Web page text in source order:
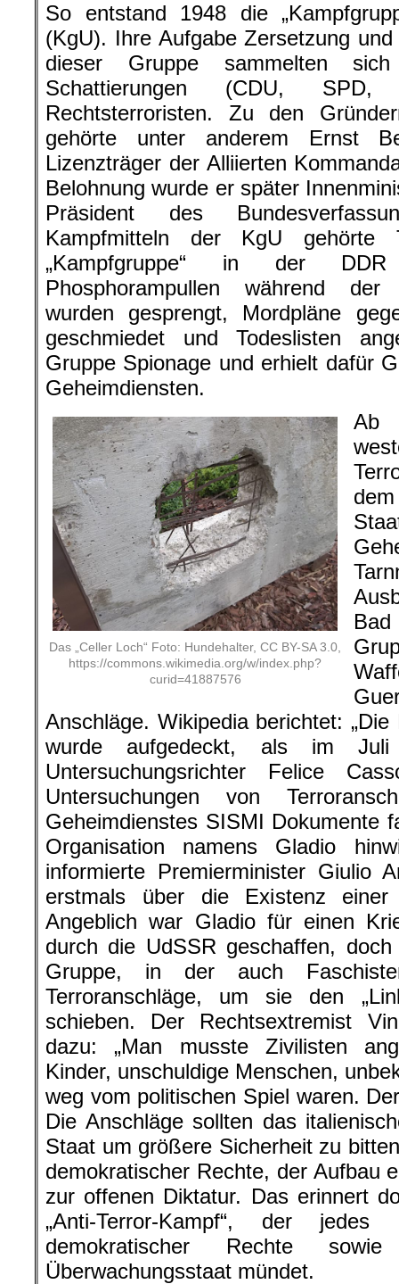
So entstand 1948 die
(KgU). Ihre Aufgabe Zersetzung
dieser Gruppe sammelten sich
Schattierungen (CDU,
Rechtsterroristen. Zu den
gehörte unter anderem Ernst
Lizenzträger der Alliierten
Belohnung wurde er später
Präsident des
Kampfmitteln der KgU
„Kampfgruppe“ in der DDR
Phosphorampullen während der
wurden gesprengt, Mordpläne
geschmiedet und Todeslisten
Gruppe Spionage und erhielt dafür
Geheimdiensten.
Das „Celler Loch“ Foto: Hundehalter, CC BY-SA 3.0,
https://commons.wikimedia.org/w/index.php?
curid=41887576
Ab
Anschläge. Wikipedia berichtet:
wurde aufgedeckt, als im
Untersuchungsrichter Felice
Untersuchungen von
Geheimdienstes SISMI Dokumente
Organisation namens Gladio
informierte Premierminister Giulio
erstmals über die Existenz einer
Angeblich war Gladio für einen
durch die UdSSR geschaffen,
Gruppe, in der auch
Terroranschläge, um sie den
schieben. Der Rechtsextremist
dazu: „Man musste Zivilisten
Kinder, unschuldige Menschen,
weg vom politischen Spiel waren.
Die Anschläge sollten das
Staat um größere Sicherheit zu
demokratischer Rechte, der Aufbau
zur offenen Diktatur. Das erinnert
„Anti-Terror-Kampf“, der
demokratischer Rechte
Überwachungsstaat mündet.